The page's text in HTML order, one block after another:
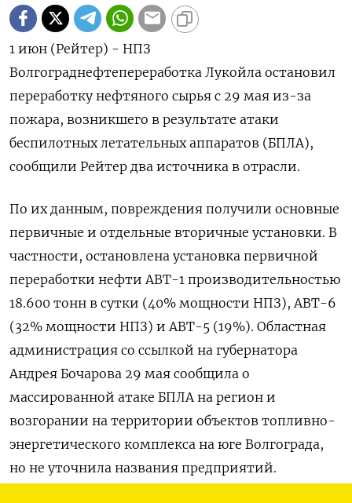
1 июн (Рейтер) - НПЗ
Волгограднефтепереработка Лукойла остановил
переработку нефтяного сырья с 29 мая из-за
пожара, возникшего в ‌результате атаки
беспилотных летательных аппаратов (БПЛА),
сообщили Рейтер два источника в отрасли.
По их данным, повреждения ​получили основные ​
первичные ​и отдельные вторичные установки. ⁠В
частности, остановлена установка первичной
‌переработки нефти АВТ-1 ‌производительностью
18.600 тонн в сутки (40% мощности НПЗ), АВТ-6
(32% ​мощности НПЗ) и АВТ-5 (19%). Областная
администрация со ‌ссылкой на губернатора
Андрея Бочарова 29 мая ​сообщила о
массированной атаке БПЛА на ‌регион и
возгорании на территории объектов топливно-
энергетического комплекса на юге Волгограда,
но не ​уточнила названия предприятий.